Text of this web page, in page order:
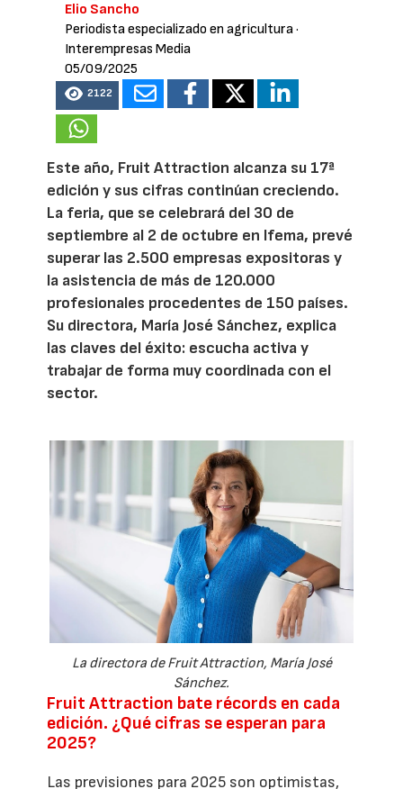
Elio Sancho
Periodista especializado en agricultura·
Interempresas Media
05/09/2025
2122
Este año, Fruit Attraction alcanza su 17ª
edición y sus cifras continúan creciendo.
La feria, que se celebrará del 30 de
septiembre al 2 de octubre en Ifema, prevé
superar las 2.500 empresas expositoras y
la asistencia de más de 120.000
profesionales procedentes de 150 países.
Su directora, María José Sánchez, explica
las claves del éxito: escucha activa y
trabajar de forma muy coordinada con el
sector.
La directora de Fruit Attraction, María José
Sánchez.
Fruit Attraction bate récords en cada
edición. ¿Qué cifras se esperan para
2025?
Las previsiones para 2025 son optimistas,